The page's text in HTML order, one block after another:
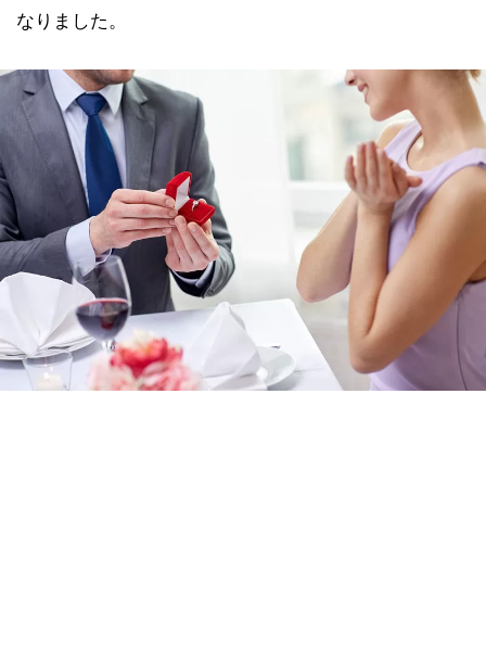
なりました。